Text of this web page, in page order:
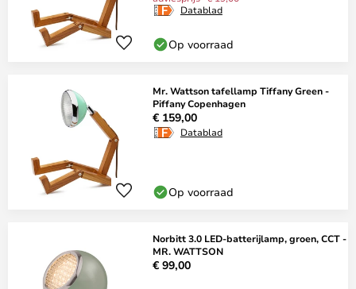
Datablad
Op voorraad
Mr. Wattson tafellamp Tiffany Green -
Piffany Copenhagen
€ 159,00
Datablad
Op voorraad
Norbitt 3.0 LED-batterijlamp, groen, CCT -
MR. WATTSON
€ 99,00